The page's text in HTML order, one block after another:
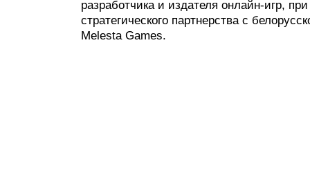
разработчика и издателя онлайн-игр,
стратегического партнерства с
Melesta Games.